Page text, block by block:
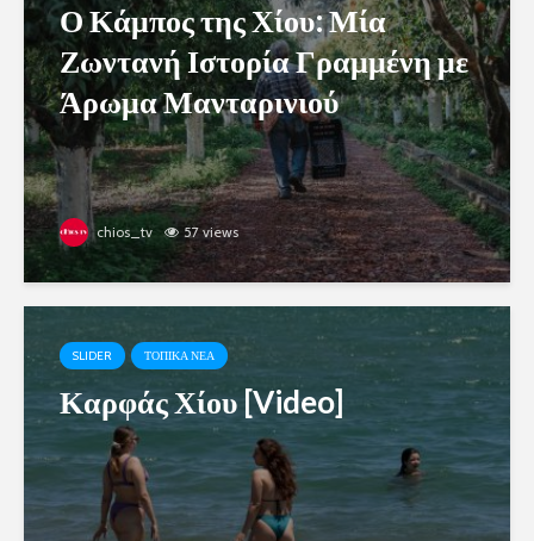
Ο Κάμπος της Χίου: Μία
Ζωντανή Ιστορία Γραμμένη με
Άρωμα Μανταρινιού
chios_tv 57 views
SLIDER ΤΟΠΙΚΑ ΝΕΑ
Καρφάς Χίου [Video]